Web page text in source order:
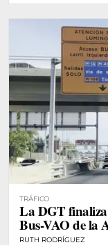
TRÁFICO
La DGT
Bus-VAO de la
RUTH RODRÍGUEZ